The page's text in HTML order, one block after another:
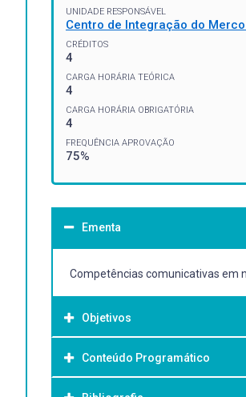
UNIDADE RESPONSÁVEL
Centro de Integração do
CRÉDITOS
4
CARGA HORÁRIA TEÓRICA
4
CARGA HORÁRIA OBRIGATÓRIA
4
FREQUÊNCIA APROVAÇÃO
75%
Ementa
Competências comunicativas em
Objetivos
Objetivo Geral:
• Desenvolver habilidades
Conteúdo Programático